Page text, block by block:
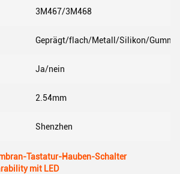
3M467/3M468
Geprägt/flach/Metall/Silikon/
Ja/nein
2.54mm
Shenzhen
Tastatur-Hauben-Schalter
mit LED